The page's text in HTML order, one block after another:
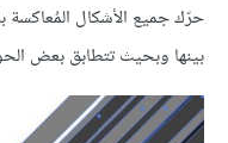
حرّك جميع الأشكال المُعاكسة
بينها وبحيث تتطابق بعض